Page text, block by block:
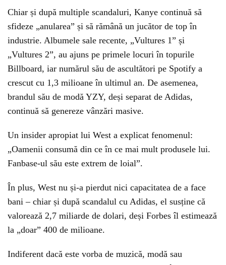
Chiar și după multiple scandaluri, Kanye continuă să
sfideze „anularea” și să rămână un jucător de top în
industrie. Albumele sale recente, „Vultures 1” și
„Vultures 2”, au ajuns pe primele locuri în topurile
Billboard, iar numărul său de ascultători pe Spotify a
crescut cu 1,3 milioane în ultimul an. De asemenea,
brandul său de modă YZY, deși separat de Adidas,
continuă să genereze vânzări masive.
Un insider apropiat lui West a explicat fenomenul:
„Oamenii consumă din ce în ce mai mult produsele lui.
Fanbase-ul său este extrem de loial”.
În plus, West nu și-a pierdut nici capacitatea de a face
bani – chiar și după scandalul cu Adidas, el susține că
valorează 2,7 miliarde de dolari, deși Forbes îl estimează
la „doar” 400 de milioane.
Indiferent dacă este vorba de muzică, modă sau